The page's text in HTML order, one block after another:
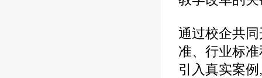
通过校企共
准、行业标
引入真实案